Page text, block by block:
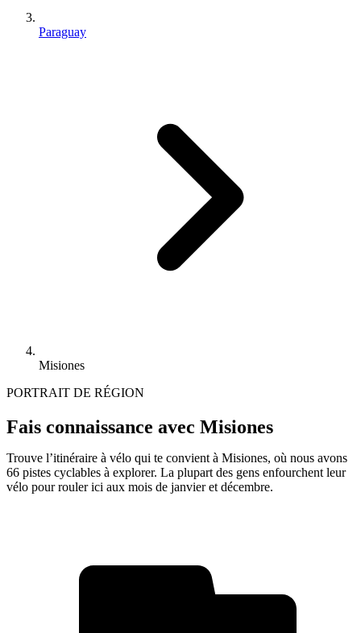
Paraguay
Misiones
PORTRAIT DE RÉGION
Fais connaissance avec Misiones
Trouve l’itinéraire à vélo qui te convient à Misiones, où nous avons
66 pistes cyclables à explorer. La plupart des gens enfourchent leur
vélo pour rouler ici aux mois de janvier et décembre.